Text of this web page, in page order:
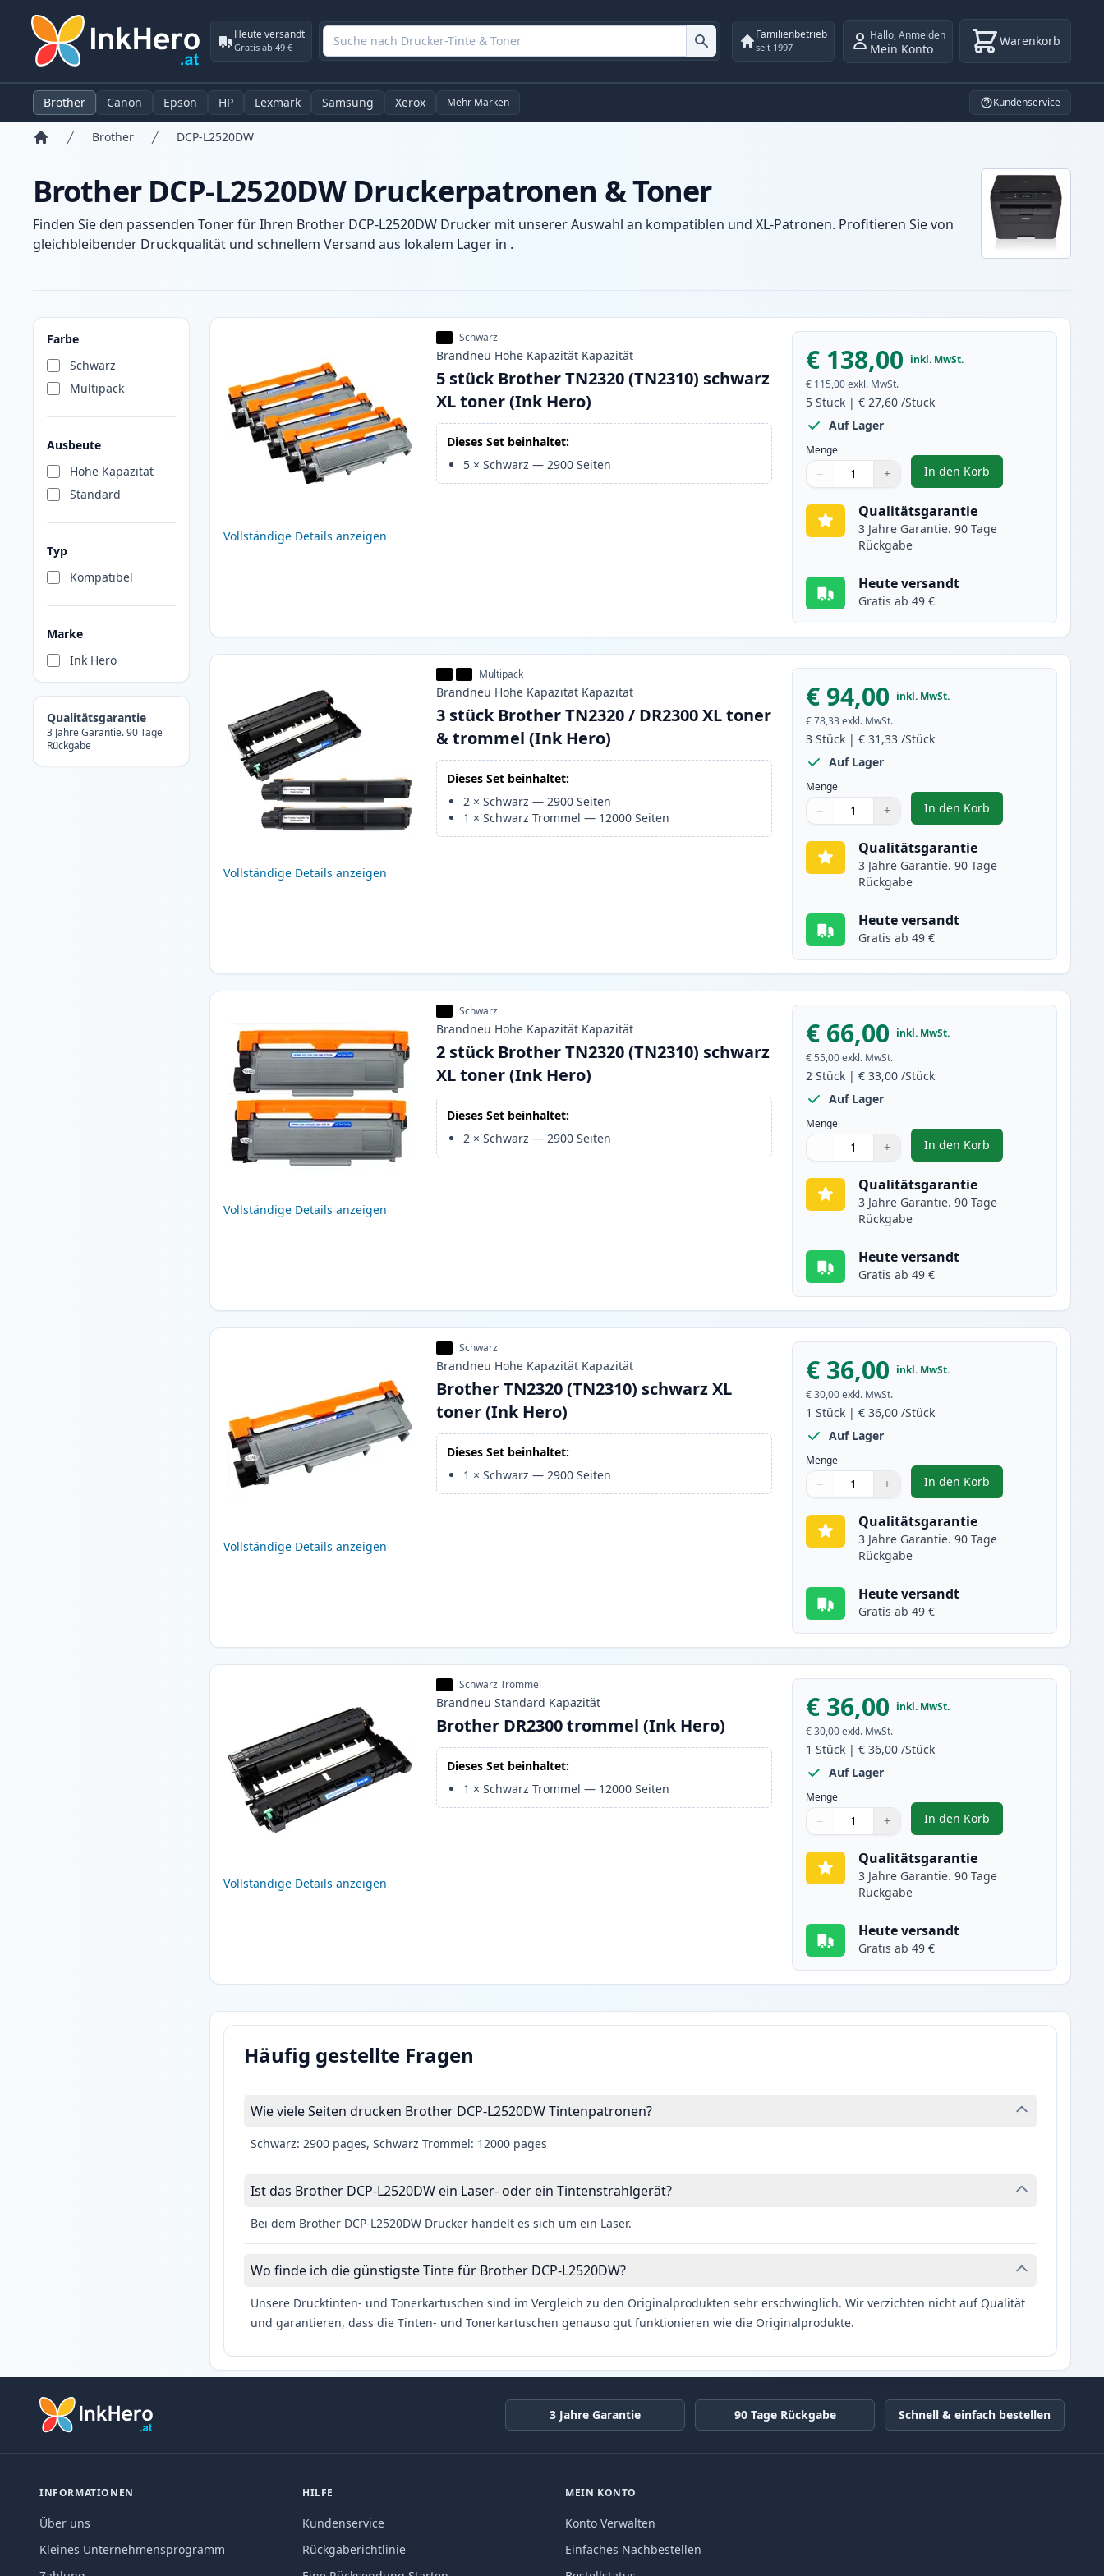
Heute versandt
Gratis ab 49 €
Familienbetrieb
seit 1997
Hallo,Anmelden
Mein Konto Warenkorb
Brother Canon Epson HP Lexmark Samsung Xerox Mehr Marken Kundenservice
Brother DCP-L2520DW
Brother DCP-L2520DW Druckerpatronen & Toner
Finden Sie den passenden Toner für Ihren Brother DCP-L2520DW Drucker mit unserer Auswahl an kompatiblen und XL-Patronen. Profitieren Sie von
gleichbleibender Druckqualität und schnellem Versand aus lokalem Lager in .
Farbe
Schwarz
Multipack
Ausbeute
Hohe Kapazität
Standard
Typ
Kompatibel
Marke
Ink Hero
Qualitätsgarantie
3 Jahre Garantie. 90 Tage
Rückgabe
Produkte
Vollständige Details anzeigen
Schwarz
Brandneu Hohe Kapazität Kapazität
5 stück Brother TN2320 (TN2310) schwarz
XL toner (Ink Hero)
Dieses Set beinhaltet:
5 ×Schwarz —2900 Seiten
€ 138,00 inkl. MwSt.
€ 115,00 exkl. MwSt.
5 Stück |€ 27,60 /Stück
Auf Lager
Menge
Menge
Verwenden Sie die Tasten, um anzupassen
− +
Menge 1
In den Korb
, 5 stück Brother TN2320
Qualitätsgarantie
3 Jahre Garantie. 90 Tage
Rückgabe
Heute versandt
Gratis ab 49 €
Vollständige Details anzeigen
Multipack
Brandneu Hohe Kapazität Kapazität
3 stück Brother TN2320 / DR2300 XL toner
& trommel (Ink Hero)
Dieses Set beinhaltet:
2 ×Schwarz —2900 Seiten
1 ×Schwarz Trommel — 12000 Seiten
€ 94,00 inkl. MwSt.
€ 78,33 exkl. MwSt.
3 Stück |€ 31,33 /Stück
Auf Lager
Menge
Menge
Verwenden Sie die Tasten, um anzupassen
− +
Menge 1
In den Korb
, 3 stück Brother TN2320
Qualitätsgarantie
3 Jahre Garantie. 90 Tage
Rückgabe
Heute versandt
Gratis ab 49 €
Vollständige Details anzeigen
Schwarz
Brandneu Hohe Kapazität Kapazität
2 stück Brother TN2320 (TN2310) schwarz
XL toner (Ink Hero)
Dieses Set beinhaltet:
2 ×Schwarz —2900 Seiten
€ 66,00 inkl. MwSt.
€ 55,00 exkl. MwSt.
2 Stück |€ 33,00 /Stück
Auf Lager
Menge
Menge
Verwenden Sie die Tasten, um anzupassen
− +
Menge 1
In den Korb
, 2 stück Brother TN2320
Qualitätsgarantie
3 Jahre Garantie. 90 Tage
Rückgabe
Heute versandt
Gratis ab 49 €
Vollständige Details anzeigen
Schwarz
Brandneu Hohe Kapazität Kapazität
Brother TN2320 (TN2310) schwarz XL
toner (Ink Hero)
Dieses Set beinhaltet:
1 ×Schwarz —2900 Seiten
€ 36,00 inkl. MwSt.
€ 30,00 exkl. MwSt.
1 Stück |€ 36,00 /Stück
Auf Lager
Menge
Menge
Verwenden Sie die Tasten, um anzupassen
− +
Menge 1
In den Korb
, Brother TN2320
Qualitätsgarantie
3 Jahre Garantie. 90 Tage
Rückgabe
Heute versandt
Gratis ab 49 €
Vollständige Details anzeigen
Schwarz Trommel
Brandneu Standard Kapazität
Brother DR2300 trommel (Ink Hero)
Dieses Set beinhaltet:
1 ×Schwarz Trommel — 12000 Seiten
€ 36,00 inkl. MwSt.
€ 30,00 exkl. MwSt.
1 Stück |€ 36,00 /Stück
Auf Lager
Menge
Menge
Verwenden Sie die Tasten, um anzupassen
− +
Menge 1
In den Korb
, Brother DR2300 trommel
Qualitätsgarantie
3 Jahre Garantie. 90 Tage
Rückgabe
Heute versandt
Gratis ab 49 €
Häufig gestellte Fragen
Wie viele Seiten drucken Brother DCP-L2520DW Tintenpatronen?
Schwarz: 2900 pages, Schwarz Trommel: 12000 pages
Ist das Brother DCP-L2520DW ein Laser- oder ein Tintenstrahlgerät?
Bei dem Brother DCP-L2520DW Drucker handelt es sich um ein Laser.
Wo finde ich die günstigste Tinte für Brother DCP-L2520DW?
Unsere Drucktinten- und Tonerkartuschen sind im Vergleich zu den Originalprodukten sehr erschwinglich. Wir verzichten nicht auf Qualität
und garantieren, dass die Tinten- und Tonerkartuschen genauso gut funktionieren wie die Originalprodukte.
3 Jahre Garantie 90 Tage Rückgabe Schnell & einfach bestellen
INFORMATIONEN
Über uns
Kleines Unternehmensprogramm
HILFE
Kundenservice
Rückgaberichtlinie
MEIN KONTO
Konto Verwalten
Einfaches Nachbestellen